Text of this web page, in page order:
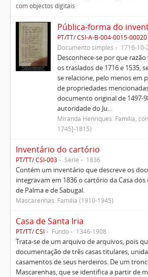
com objectos digitais
PT/TT/ CSI-A-B-004-0015-00020
Documento simples
1716-10-
Desconhece-se por que
os traslados de 1716 e 1535,
se relacione, pelo menos em
de propriedades
documento original de 1497-
autoridade do Ju...
Miranda Henriques. Família,
1745]-1815)
Inventário do cartório
PT/TT/ CSI-003 Série 1836
Contém um inventário que descreve os
integravam em 1836 o cartório da Casa
de Palma e de Sabugal.
Mascarenhas. Família (1910-1945)
Casa de Santa Iria
PT/TT/ CSI Fundo 1346-1908
Trata-se de um arquivo de arquivos, pois
documentação de três casas titulares,
casamentos de seus herdeiros. De um
Mascarenhas, que se identifica a partir de